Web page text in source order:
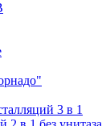
3 в 1